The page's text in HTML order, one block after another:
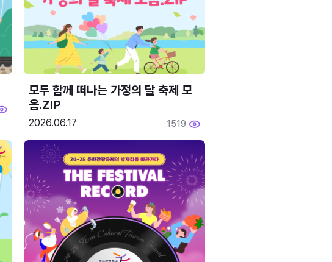
모두 함께 떠나는 가정의 달 축제 모
음.ZIP
2026.06.17 1519